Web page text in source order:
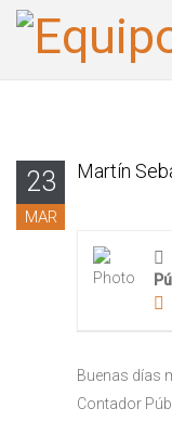
23
MAR
Martín
Buenas días
Contador